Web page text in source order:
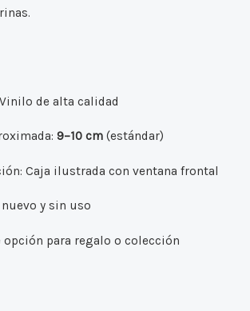
de alta calidad
9–10 cm(estándar)
Caja ilustrada con ventana frontal
y sin uso
opción para regalo o colección